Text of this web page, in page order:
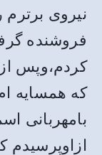
نیروی برترم
فروشنده
کردم،وپس
که همسایه
بامهربانی
ازاوپرسیدم